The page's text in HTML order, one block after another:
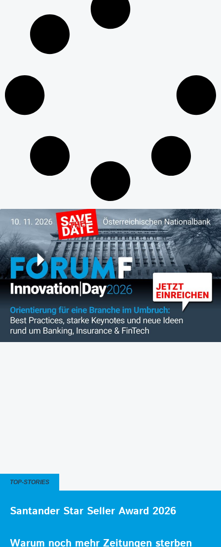
TOP-STORIES
Santander Star Seller Award 2026
Warum noch mehr Zeitungen sterben